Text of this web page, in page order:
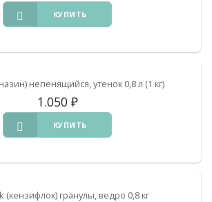
КУПИТЬ
непенящийся, утенок 0,8 л (1 кг)
1.050 ₽
КУПИТЬ
(кензифлок) гранулы, ведро 0,8 кг